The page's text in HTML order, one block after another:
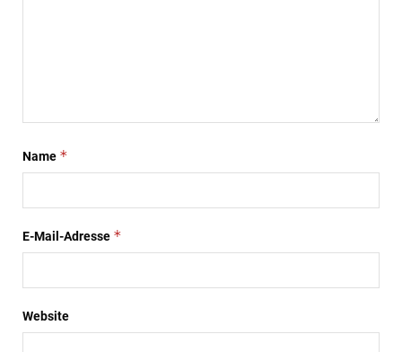
Name *
E-Mail-Adresse *
Website